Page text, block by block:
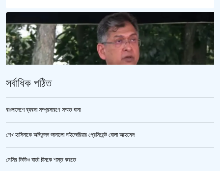
পুলিশ কোনো বিশেষ দলের বা গোষ্ঠীর লাঠিয়াল বাহিনী নয় : স্বরাষ্ট্রমন্ত্রী
সর্বাধিক পঠিত
বাংলাদেশে ব্যবসা সম্প্রসারণে সম্মত ঘানা
শেখ হাসিনাকে অভিনন্দন জানালো নাইজেরিয়ার প্রেসিডেন্ট বোলা আহমেদ
মেসির ভিডিও বার্তা চীনকে শান্ত করতে